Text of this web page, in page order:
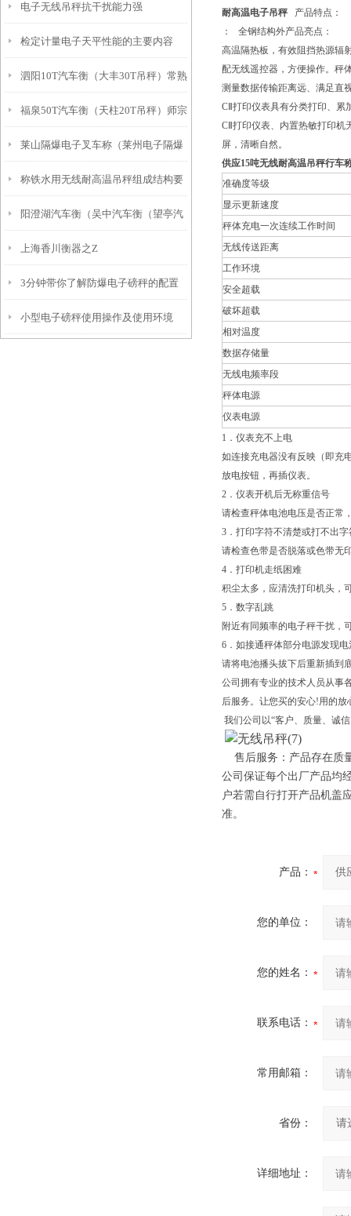
电子无线吊秤抗干扰能力强
检定计量电子天平性能的主要内容
泗阳10T汽车衡（大丰30T吊秤）常熟
轴重秤）邗江100T地磅
福泉50T汽车衡（天柱20T吊秤）师宗
便携式汽车磅）贞丰200T地磅
莱山隔爆电子叉车称（莱州电子隔爆
油桶秤）长岛防爆电子钢瓶秤
称铁水用无线耐高温吊秤组成结构要
求
阳澄湖汽车衡（吴中汽车衡（望亭汽
车衡）黄埭汽车衡）渭塘汽车衡维修
上海香川衡器之Z
3分钟带你了解防爆电子磅秤的配置
及适用范围
小型电子磅秤使用操作及使用环境
耐高温电子吊秤 产品特点：
： 全钢结构外产品亮点：
高温隔热板，有效阻挡热源辐
配无线遥控器，方便操作。秤
测量数据传输距离远、满足直
CⅡ打印仪表具有分类打印、累
CⅡ打印仪表、内置热敏打印机
屏，清晰自然。
供应15吨无线耐高温吊秤行车
准确度等级
显示更新速度
秤体充电一次连续工作时间
无线传送距离
工作环境
安全超载
破坏超载
相对温度
数据存储量
无线电频率段
秤体电源
仪表电源
1．仪表充不上电
如连接充电器没有反映（即充
放电按钮，再插仪表。
2．仪表开机后无称重信号
请检查秤体电池电压是否正常
3．打印字符不清楚或打不出字
请检查色带是否脱落或色带无
4．打印机走纸困难
积尘太多，应清洗打印机头，
5．数字乱跳
附近有同频率的电子秤干扰，
6．如接通秤体部分电源发现
请将电池播头拔下后重新插到
公司拥有专业的技术人员从事
后服务。让您买的安心!用的
我们公司以“客户、质量、诚
售后服务：产品存在质
公司保证每个出厂产品均
户若需自行打开产品机盖
准。
产品：
您的单位：
您的姓名：
联系电话：
常用邮箱：
省份：
详细地址：